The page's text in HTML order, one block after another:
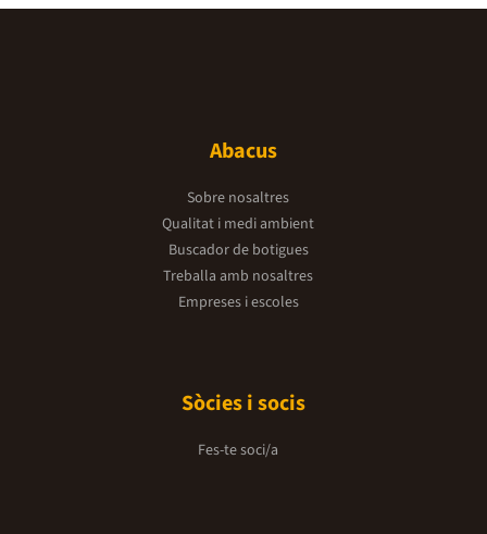
Abacus
Sobre nosaltres
Qualitat i medi ambient
Buscador de botigues
Treballa amb nosaltres
Empreses i escoles
Sòcies i socis
Fes-te soci/a